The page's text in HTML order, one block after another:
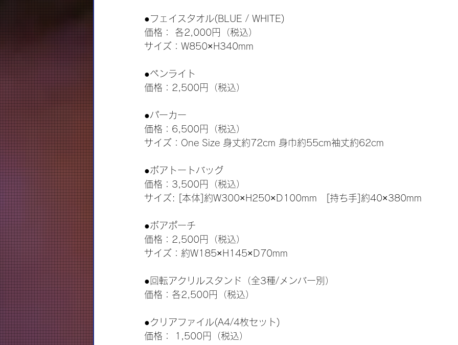
●フェイスタオル(BLUE / WHITE)
価格： 各2,000円（税込）
サイズ：W850×H340mm
●ペンライト
価格：2,500円（税込）
●パーカー
価格：6,500円（税込）
サイズ：One Size 身丈約72cm 身巾約55cm袖丈約62cm
●ボアトートバッグ
価格：3,500円（税込）
サイズ: [本体]約W300×H250×D100mm　[持ち手]約40×380mm
●ボアポーチ
価格：2,500円（税込）
サイズ：約W185×H145×D70mm
●回転アクリルスタンド（全3種/メンバー別）
価格：各2,500円（税込）
●クリアファイル(A4/4枚セット)
価格： 1,500円（税込）